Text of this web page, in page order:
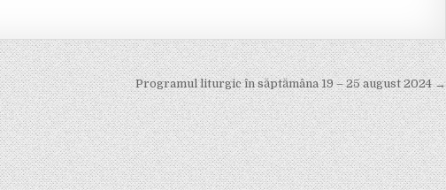
Programul liturgic în săptămâna 19 – 25 august 2024 →